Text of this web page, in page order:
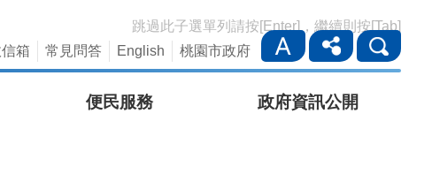
跳過此子選單列請按[Enter]，繼續則按[Tab]
箱 常見問答 English 桃園市政府
便民服務 政府資訊公開